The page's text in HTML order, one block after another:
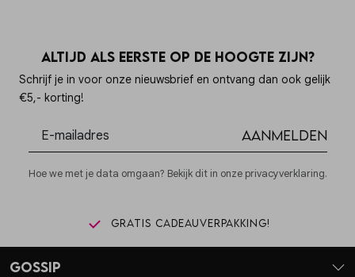
Altijd als eerste op de hoogte zijn?
Schrijf je in voor onze nieuwsbrief en ontvang dan ook gelijk
€5,- korting!
Aanmelden
Hoe we met je data omgaan? Bekijk dit in onze privacyverklaring.
Gratis cadeauverpakking!
Gossip